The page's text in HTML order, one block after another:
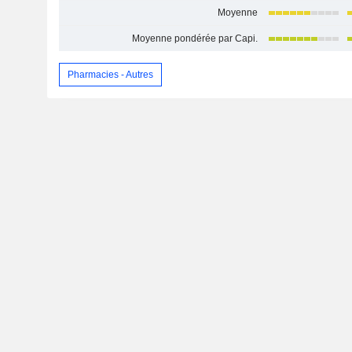
Moyenne
Moyenne pondérée par Capi.
Pharmacies - Autres